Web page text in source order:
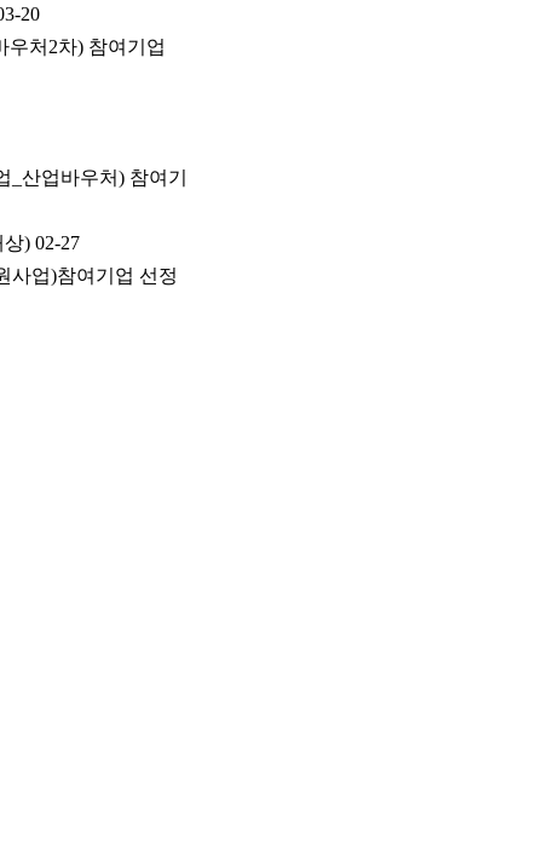
20
우처2차) 참여기업
산업바우처) 참여기
상) 02-27
사업)참여기업 선정